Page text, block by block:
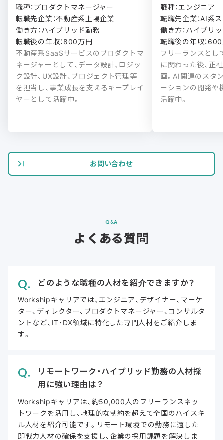
職種：プロダクトマネージャー
転職先企業：不動産系上場企業
働き方：ハイブリッド勤務
転職後の年収：800万円
不動産系SaaSサービスのプロダクトマ
ネージャーとして、データ設計、ロジッ
ク設計、UX設計、プロジェクト管理等
を担当し、事業成長を支えるキープレイ
ヤーとして活躍中。
職種：エンジニア
転職先企業：AI系
働き方：ハイブリッ
転職後の年収：
フリーランスとし
に関わった後、正
画。AI関連のスタ
ーションの開発や
活躍中。
お問い合わせ
Q&A
よくある質問
どのような職種の人材を紹介できますか？
Workshipキャリアでは、エンジニア、デザイナー、マーケ
ター、ディレクター、プロダクトマネージャー、コンサルタ
ントなど、IT・DX領域に特化した専門人材をご紹介しま
す。
リモートワーク・ハイブリッド勤務の人材採
用に強い理由は？
Workshipキャリアは、約50,000人のフリーランスネッ
トワークを活用し、地理的な制約を超えて全国のハイスキ
ル人材を紹介可能です。リモート環境での勤務に適した
即戦力人材の確保を支援し、企業の採用課題を解決しま